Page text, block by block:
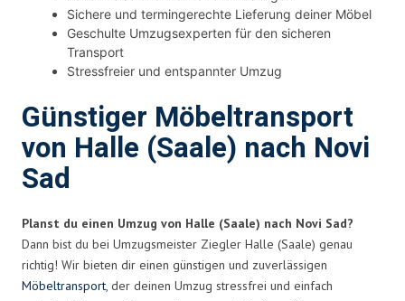
Sichere und termingerechte Lieferung deiner Möbel
Geschulte Umzugsexperten für den sicheren
Transport
Stressfreier und entspannter Umzug
Günstiger Möbeltransport
von Halle (Saale) nach Novi
Sad
Planst du einen Umzug von Halle (Saale) nach Novi Sad?
Dann bist du bei Umzugsmeister Ziegler Halle (Saale) genau
richtig! Wir bieten dir einen günstigen und zuverlässigen
Möbeltransport, der deinen Umzug stressfrei und einfach